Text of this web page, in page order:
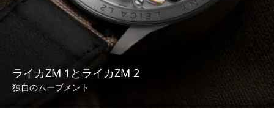
ライカZM 1とライカZM 2
独自のムーブメント